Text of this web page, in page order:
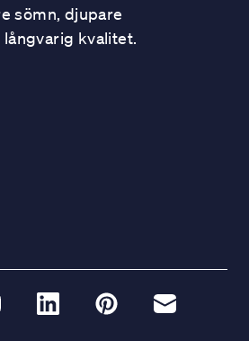
sömn, djupare
kvalitet.